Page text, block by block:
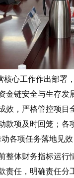
心工作作出部署
金链安全与生存
效，严格管控项
款项及时回笼；各
各项任务落地见
整体财务指标运行
责任，明确责任分